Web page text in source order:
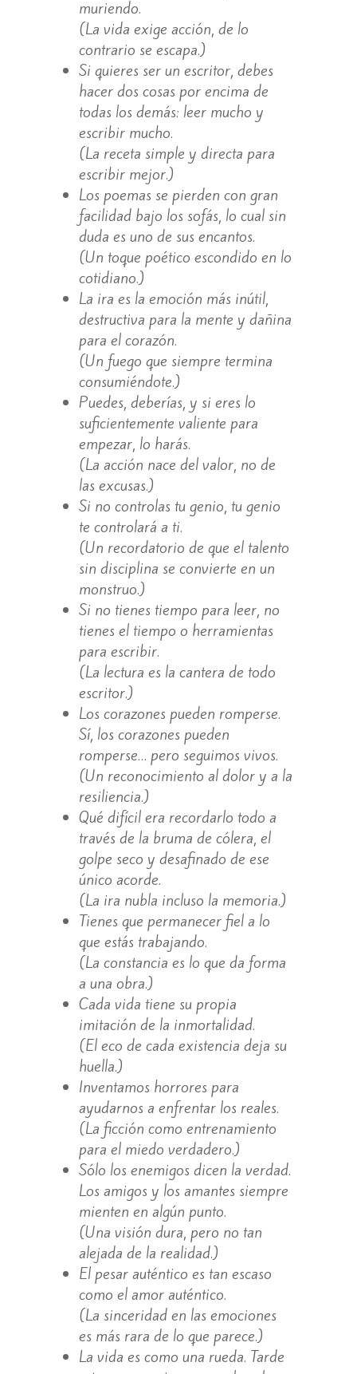
muriendo.
(La vida exige acción, de lo
contrario se escapa.)
Si quieres ser un escritor, debes
hacer dos cosas por encima de
todas los demás: leer mucho y
escribir mucho.
(La receta simple y directa para
escribir mejor.)
Los poemas se pierden con gran
facilidad bajo los sofás, lo cual sin
duda es uno de sus encantos.
(Un toque poético escondido en lo
cotidiano.)
La ira es la emoción más inútil,
destructiva para la mente y dañina
para el corazón.
(Un fuego que siempre termina
consumiéndote.)
Puedes, deberías, y si eres lo
suficientemente valiente para
empezar, lo harás.
(La acción nace del valor, no de
las excusas.)
Si no controlas tu genio, tu genio
te controlará a ti.
(Un recordatorio de que el talento
sin disciplina se convierte en un
monstruo.)
Si no tienes tiempo para leer, no
tienes el tiempo o herramientas
para escribir.
(La lectura es la cantera de todo
escritor.)
Los corazones pueden romperse.
Sí, los corazones pueden
romperse… pero seguimos vivos.
(Un reconocimiento al dolor y a la
resiliencia.)
Qué difícil era recordarlo todo a
través de la bruma de cólera, el
golpe seco y desafinado de ese
único acorde.
(La ira nubla incluso la memoria.)
Tienes que permanecer fiel a lo
que estás trabajando.
(La constancia es lo que da forma
a una obra.)
Cada vida tiene su propia
imitación de la inmortalidad.
(El eco de cada existencia deja su
huella.)
Inventamos horrores para
ayudarnos a enfrentar los reales.
(La ficción como entrenamiento
para el miedo verdadero.)
Sólo los enemigos dicen la verdad.
Los amigos y los amantes siempre
mienten en algún punto.
(Una visión dura, pero no tan
alejada de la realidad.)
El pesar auténtico es tan escaso
como el amor auténtico.
(La sinceridad en las emociones
es más rara de lo que parece.)
La vida es como una rueda. Tarde